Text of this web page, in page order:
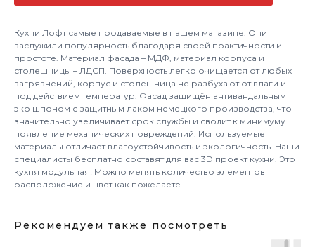
Кухни Лофт самые продаваемые в нашем магазине. Они
заслужили популярность благодаря своей практичности и
простоте. Материал фасада – МДФ, материал корпуса и
столешницы – ЛДСП. Поверхность легко очищается от любых
загрязнений, корпус и столешница не разбухают от влаги и
под действием температур. Фасад защищён антивандальным
эко шпоном с защитным лаком немецкого производства, что
значительно увеличивает срок службы и сводит к минимуму
появление механических повреждений. Используемые
материалы отличает влагоустойчивость и экологичность. Наши
специалисты бесплатно составят для вас 3D проект кухни. Это
кухня модульная! Можно менять количество элементов
расположение и цвет как пожелаете.
Рекомендуем также посмотреть